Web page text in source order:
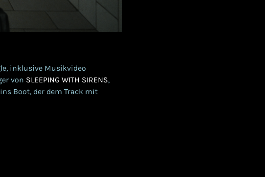
inklusive Musikvideo
von SLEEPING WITH SIRENS,
Boot, der dem Track mit